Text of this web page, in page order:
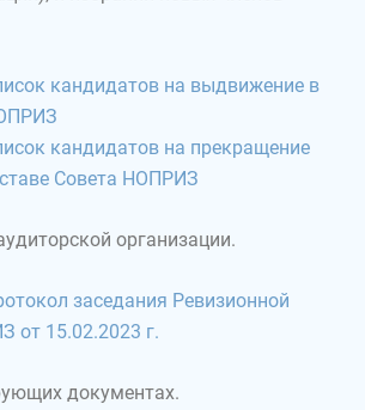
кандидатов на выдвижение в
кандидатов на прекращение
Совета НОПРИЗ
организации.
заседания Ревизионной
от 15.02.2023 г.
документах.